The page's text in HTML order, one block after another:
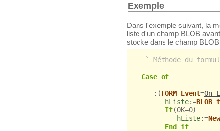
Exemple
Dans l'exemple suivant, la
liste d'un champ BLOB
stocke dans le champ
` Méthode du
Case of
:(FORM Event=On
hListe:=
If(OK=0)
hListe:=
End if